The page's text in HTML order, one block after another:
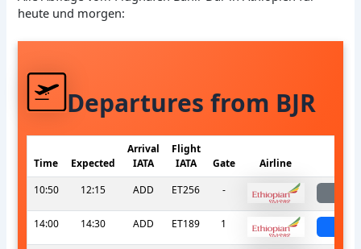
heute und morgen:
Departures from BJR
Time Expected
Arrival
IATA
Flight
IATA
Gate Airline
10:50
12:15 ADD ET256 -
14:00 14:30 ADD ET189 1